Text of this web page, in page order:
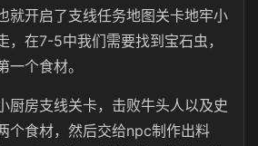
就开启了支线任务地图关卡地牢小
，在7-5中我们需要找到宝石虫，
个食材。
厨房支线关卡，击败牛头人以及史
个食材，然后交给npc制作出料